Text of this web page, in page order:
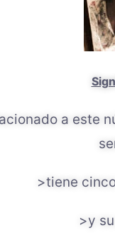
a este
>tiene
>y